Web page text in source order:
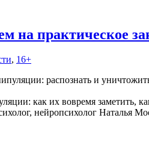
на практическое
, 16+
как их вовремя
нейропсихолог Наталья